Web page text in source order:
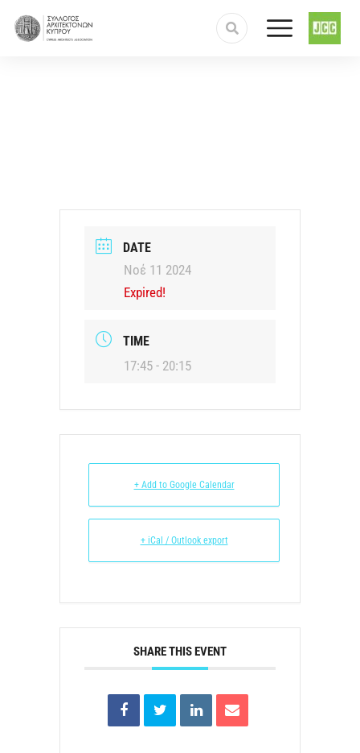
DATE
Νοέ 11 2024
Expired!
TIME
17:45 - 20:15
+ Add to Google Calendar
+ iCal / Outlook export
SHARE THIS EVENT